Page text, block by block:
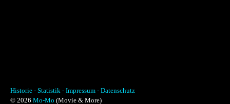
Historie - Statistik - Impressum - Datenschutz
© 2026 Mo-Mo (Movie & More)